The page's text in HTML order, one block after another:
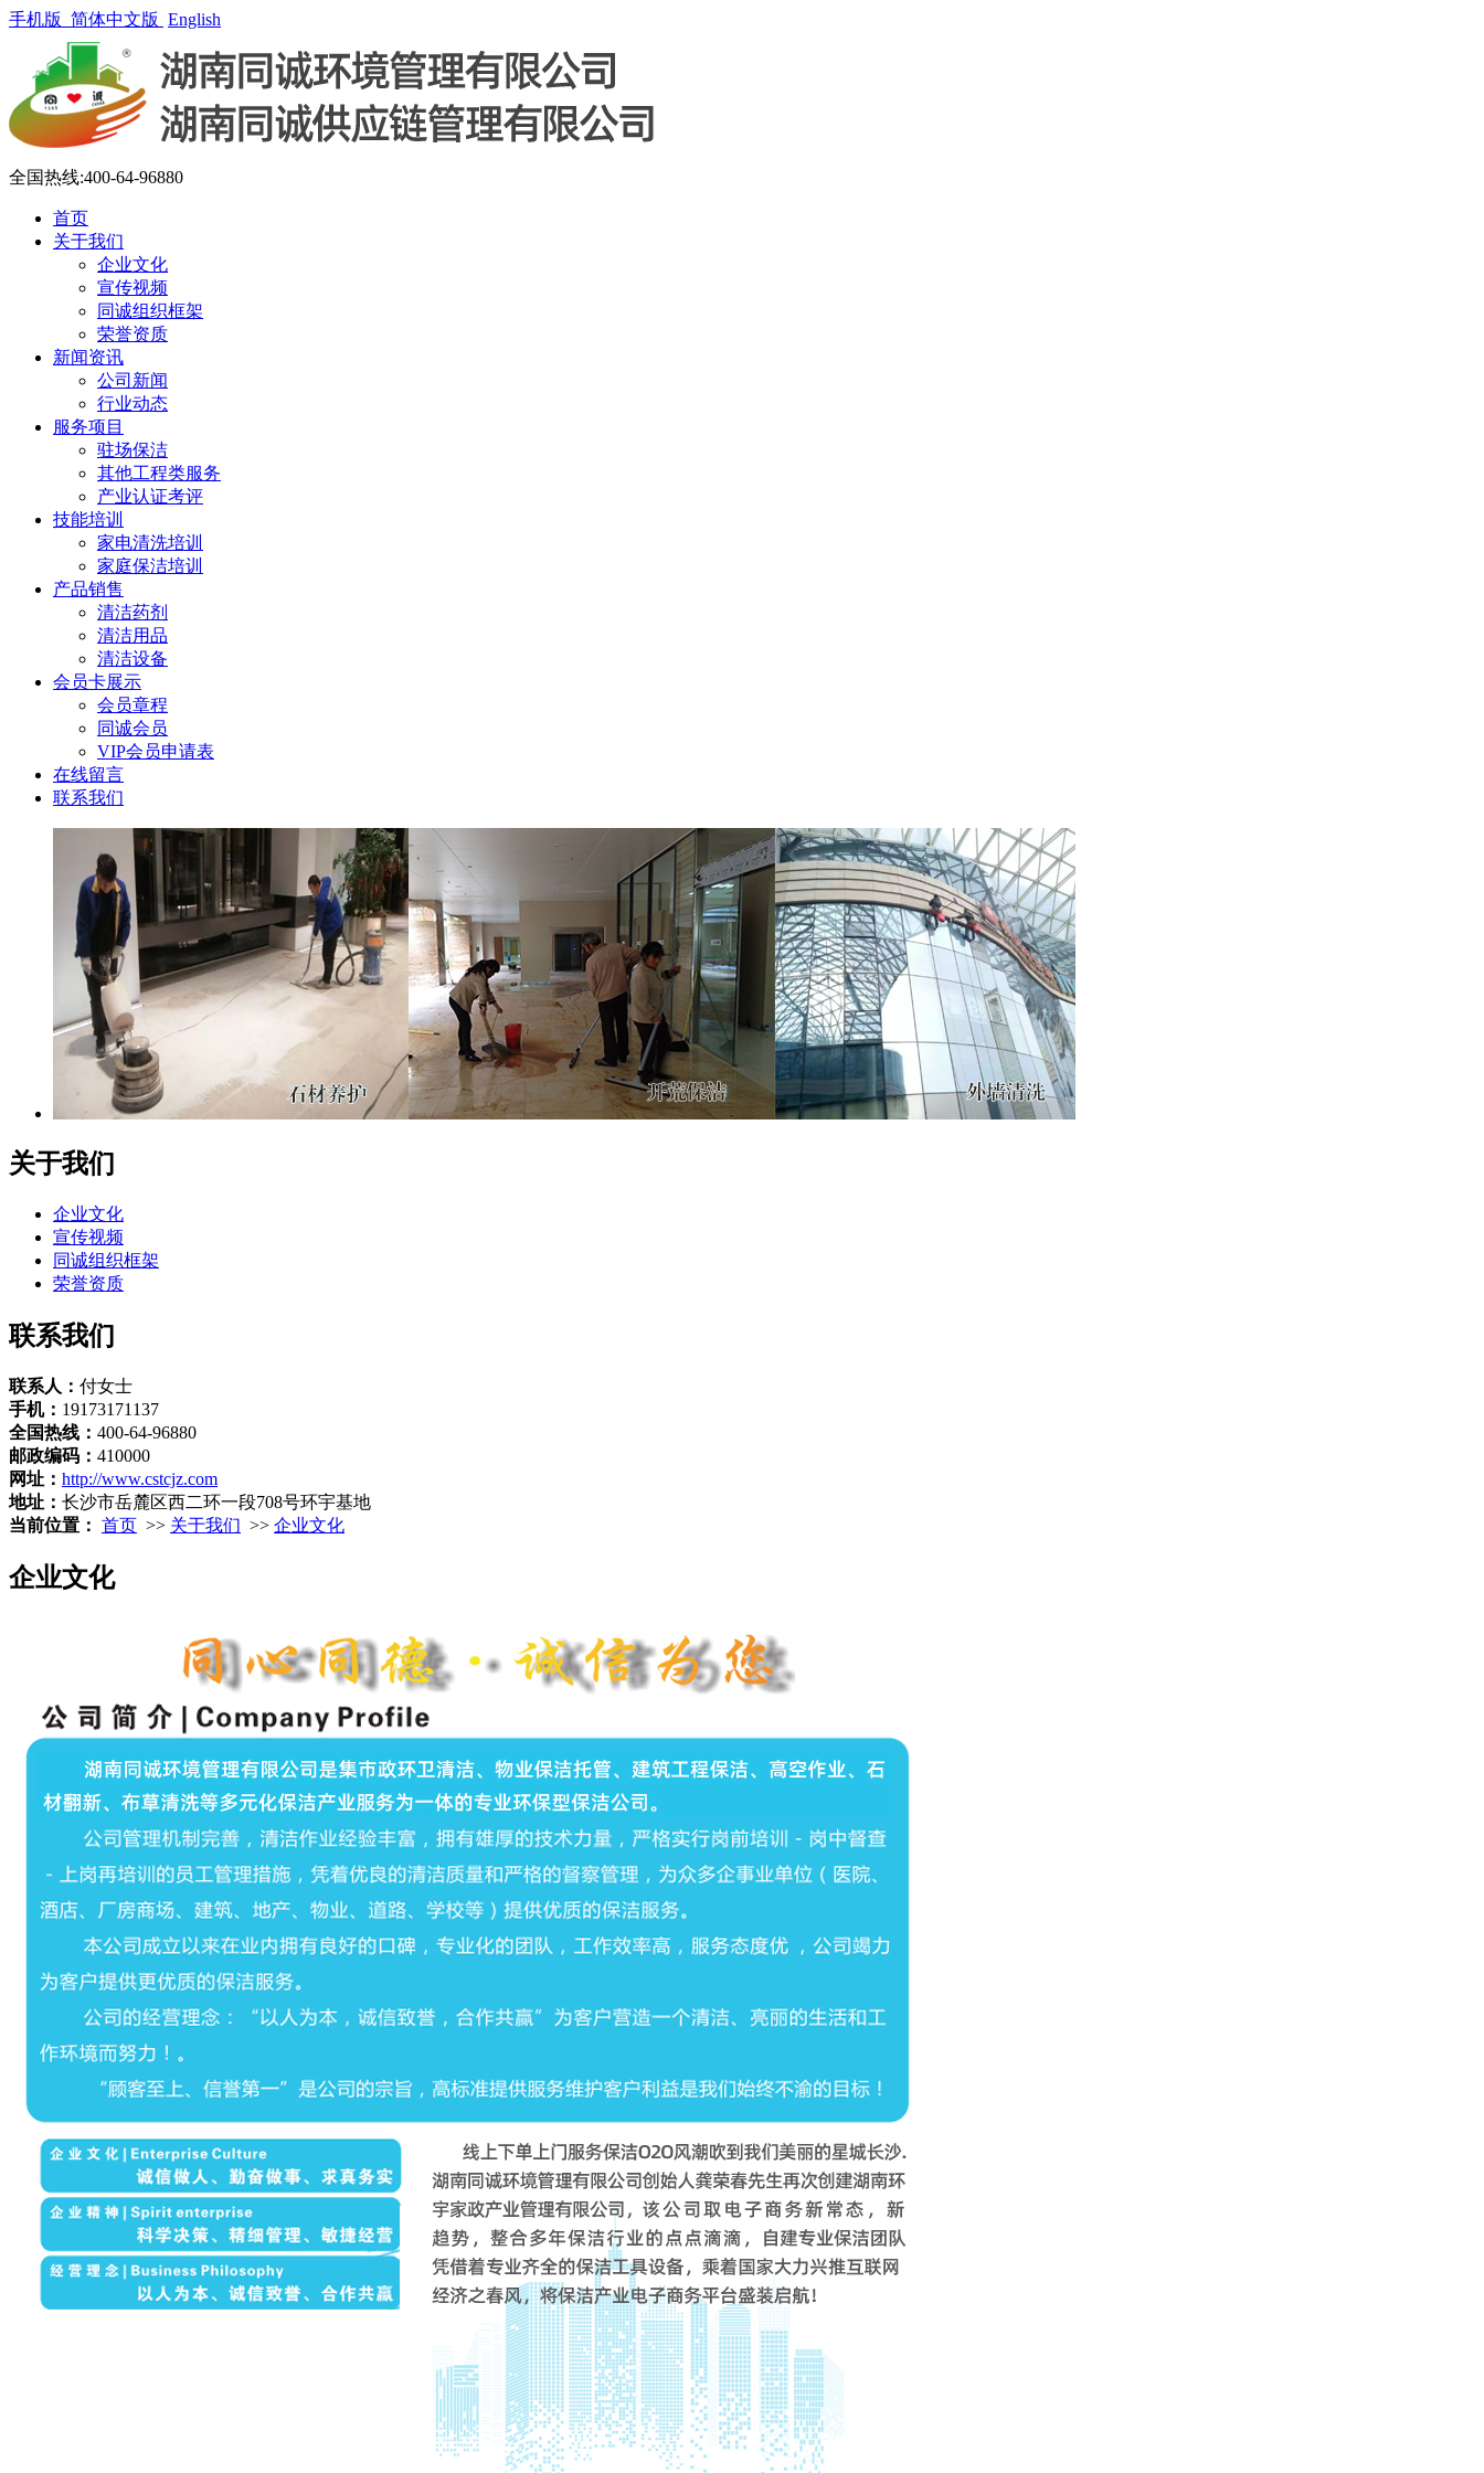
手机版 简体中文版 English
全国热线:400-64-96880
首页
关于我们
企业文化
宣传视频
同诚组织框架
荣誉资质
新闻资讯
公司新闻
行业动态
服务项目
驻场保洁
其他工程类服务
产业认证考评
技能培训
家电清洗培训
家庭保洁培训
产品销售
清洁药剂
清洁用品
清洁设备
会员卡展示
会员章程
同诚会员
VIP会员申请表
在线留言
联系我们
关于我们
企业文化
宣传视频
同诚组织框架
荣誉资质
联系我们
联系人： 付女士
手机： 19173171137
全国热线： 400-64-96880
邮政编码： 410000
网址： http://www.cstcjz.com
地址： 长沙市岳麓区西二环一段708号环宇基地
当前位置： 首页 >> 关于我们 >> 企业文化
企业文化